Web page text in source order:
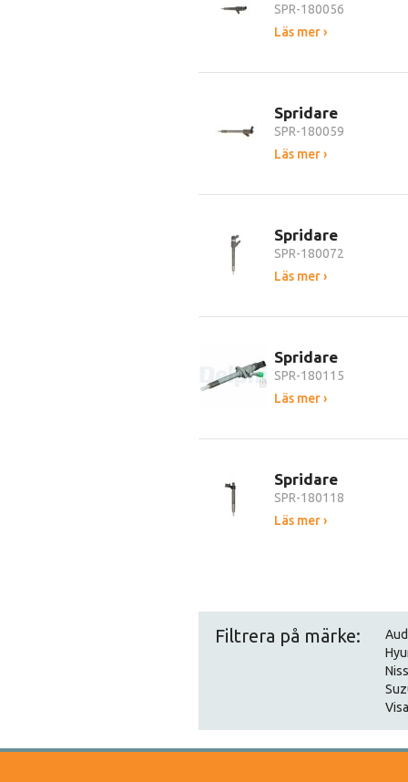
SPR-180056
Läs mer ›
Spridare
SPR-180059
Läs mer ›
Spridare
SPR-180072
Läs mer ›
Spridare
SPR-180115
Läs mer ›
Spridare
SPR-180118
Läs mer ›
Filtrera på märke: